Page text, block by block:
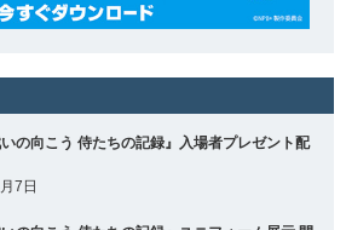
の向こう 侍たちの記録』入場者プレゼント配
7日